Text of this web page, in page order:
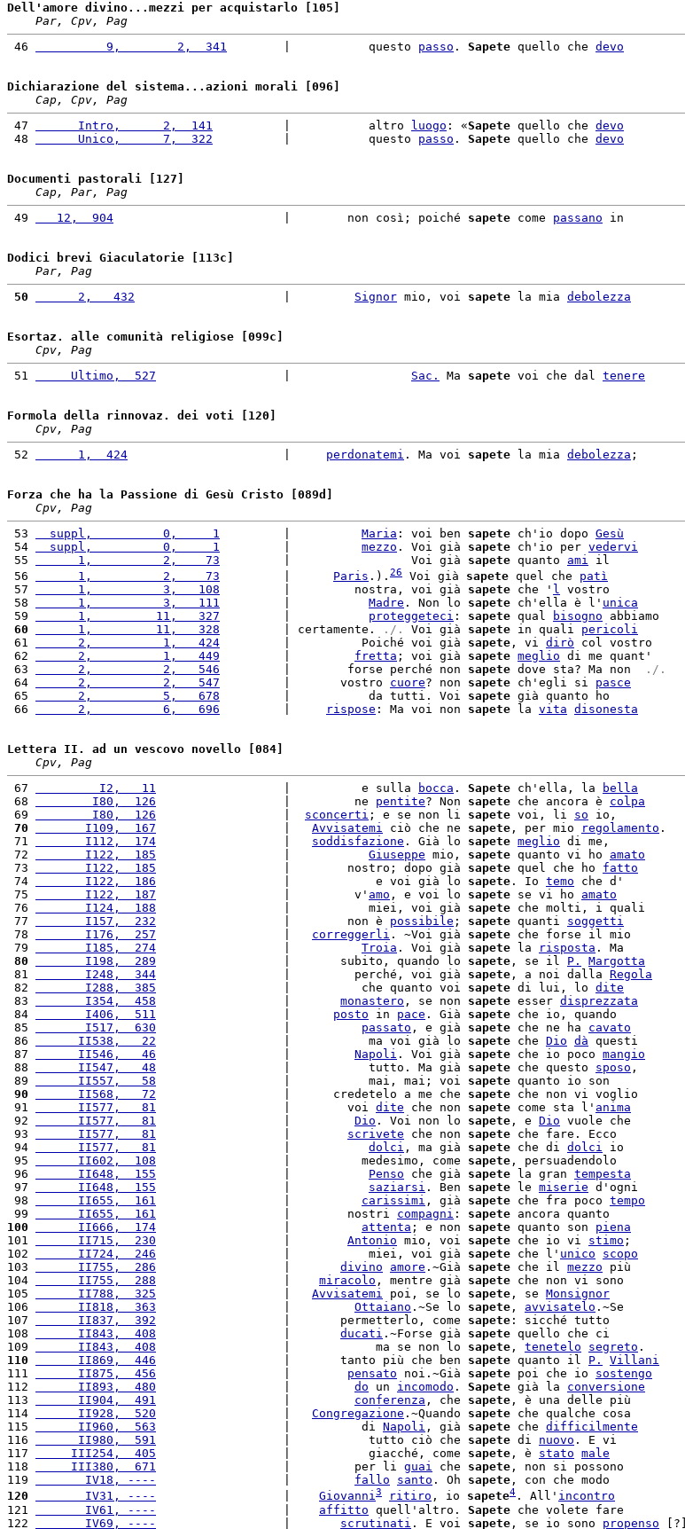
Dell'amore divino...mezzi per acquistarlo [105]
Par, Cpv, Pag
46
          9,        2,  341
        |           questo
passo . Sapete quello che devo
Dichiarazione del sistema...azioni morali [096]
Cap, Cpv, Pag
47
      Intro,      2,  141
          |           altro
luogo : «Sapete quello che devo
48
      Unico,      7,  322
          |           questo
passo . Sapete quello che devo
Documenti pastorali [127]
Cap, Par, Pag
49
   12,  904
                        |        non così; poiché
sapete come passano in
Dodici brevi Giaculatorie [113c]
Par, Pag
50
      2,   432
Signor mio, voi sapete la mia debolezza
Esortaz. alle comunità religiose [099c]
Cpv, Pag
51
     Ultimo,  527
Sac. Ma sapete voi che dal tenere
Formola della rinnovaz. dei voti [120]
Cpv, Pag
52
      1,  424
perdonatemi . Ma voi sapete la mia debolezza ;
Forza che ha la Passione di Gesù Cristo [089d]
Cpv, Pag
53
  suppl,          0,     1
Maria : voi ben sapete ch'io dopo Gesù
54
  suppl,          0,     1
mezzo . Voi già sapete ch'io per vedervi
55
      1,          2,    73
         |                 Voi già
sapete quanto ami il
56
      1,          2,    73
Paris .). 26 Voi già sapete quel che patì
57
      1,          3,   108
         |         nostra, voi già
sapete che ' l vostro
58
      1,          3,   111
Madre . Non lo sapete ch'ella è l' unica
59
      1,         11,   327
proteggeteci : sapete qual bisogno
60
      1,         11,   328
         | certamente.
./. Voi già sapete in quali pericoli
61
      2,          1,   424
         |          Poiché voi già
sapete , vi dirò col vostro
62
      2,          1,   449
fretta ; voi già sapete meglio di me quant'
63
      2,          2,   546
         |        forse perché non
sapete dove sta? Ma non
./.
64
      2,          2,   547
         |       vostro
cuore? non sapete ch'egli si pasce
65
      2,          5,   678
         |           da tutti. Voi
sapete già quanto ho
66
      2,          6,   696
rispose : Ma voi non sapete la vita disonesta
Lettera II. ad un vescovo novello [084]
Cpv, Pag
67
         I2,   11
                  |          e sulla
bocca . Sapete ch'ella, la
bella
68
        I80,  126
                  |         ne
pentite? Non sapete che ancora è colpa
69
        I80,  126
sconcerti ; e se non li sapete voi, li so
70
       I109,  167
Avvisatemi ciò che ne sapete , per mio regolamento .
71
       I112,  174
soddisfazione . Già lo sapete meglio di me,
72
       I122,  185
Giuseppe mio, sapete quanto vi ho amato
73
       I122,  185
                  |        nostro; dopo già
sapete quel che ho fatto
74
       I122,  186
                  |            e voi già lo
sapete . Io temo che d'
75
       I122,  187
                  |         v'
amo , e voi lo sapete se vi ho amato
76
       I124,  188
                  |           miei, voi già
sapete che molti, i quali
77
       I157,  232
                  |        non è
possibile ; sapete quanti soggetti
78
       I176,  257
correggerli . ~Voi già sapete che forse il mio
79
       I185,  274
Troia . Voi già sapete la risposta
80
       I198,  289
                  |       subito, quando lo
sapete , se il P.
Margotta
81
       I248,  344
                  |         perché, voi già
sapete , a noi dalla Regola
82
       I288,  385
                  |          che quanto voi
sapete di lui, lo dite
83
       I354,  458
monastero , se non sapete esser disprezzata
84
       I406,  511
posto in pace . Già sapete che io, quando
85
       I517,  630
passato , e già sapete che ne ha cavato
86
      II538,   22
                  |           ma voi già lo
sapete che Dio dà questi
87
      II546,   46
Napoli . Voi già sapete che io poco mangio
88
      II547,   48
                  |           tutto. Ma già
sapete che questo sposo ,
89
      II557,   58
                  |           mai, mai; voi
sapete
90
      II568,   72
                  |      credetelo a me che
sapete che non vi voglio
91
      II577,   81
                  |        voi
dite che non sapete come sta l' anima
92
      II577,   81
Dio . Voi non lo sapete , e Dio vuole che
93
      II577,   81
scrivete che non sapete che fare. Ecco
94
      II577,   81
dolci , ma già sapete che di dolci io
95
      II602,  108
                  |          medesimo, come
sapete , persuadendolo
96
      II648,  155
Penso che già sapete la gran tempesta
97
      II648,  155
saziarsi . Ben sapete le miserie d'ogni
98
      II655,  161
carissimi , già sapete che fra poco tempo
99
      II655,  161
                  |        nostri
compagni : sapete
100
      II666,  174
attenta ; e non sapete quanto son piena
101
      II715,  230
Antonio mio, voi sapete che io vi stimo ;
102
      II724,  246
                  |           miei, voi già
sapete che l' unico
scopo
103
      II755,  286
divino amore .~Già sapete che il mezzo più
104
      II755,  288
miracolo , mentre già sapete che non vi sono
105
      II788,  325
Avvisatemi poi, se lo sapete , se Monsignor
106
      II818,  363
Ottaiano .~Se lo sapete , avvisatelo .~Se
107
      II837,  392
                  |       permetterlo, come
sapete : sicché tutto
108
      II843,  408
ducati .~Forse già sapete quello che ci
109
      II843,  408
                  |            ma se non lo
sapete , tenetelo segreto
110
      II869,  446
                  |       tanto più che ben
sapete quanto il P.
Villani
111
      II875,  456
pensato noi.~Già sapete poi che io sostengo
112
      II893,  480
do un incomodo . Sapete già la conversione
113
      II904,  491
conferenza , che sapete , è una delle più
114
      II928,  520
Congregazione .~Quando sapete che qualche cosa
115
      II960,  563
                  |          di
Napoli , già sapete che difficilmente
116
      II980,  591
                  |           tutto ciò che
sapete di nuovo . E vi
117
     III254,  405
                  |           giacché, come
sapete , è stato male
118
     III380,  671
                  |         per li
guai che sapete , non si possono
119
       IV18, ----
fallo santo . Oh sapete
120
       IV31, ----
Giovanni3 ritiro , io sapete4 . All' incontro
121
       IV61, ----
affitto quell'altro. Sapete che volete fare
122
       IV69, ----
scrutinati . E voi sapete , se io sono propenso [?]